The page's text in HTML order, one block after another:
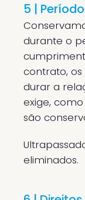
5 |
durante o
contrato,
durar a
exige,
são
eliminados.